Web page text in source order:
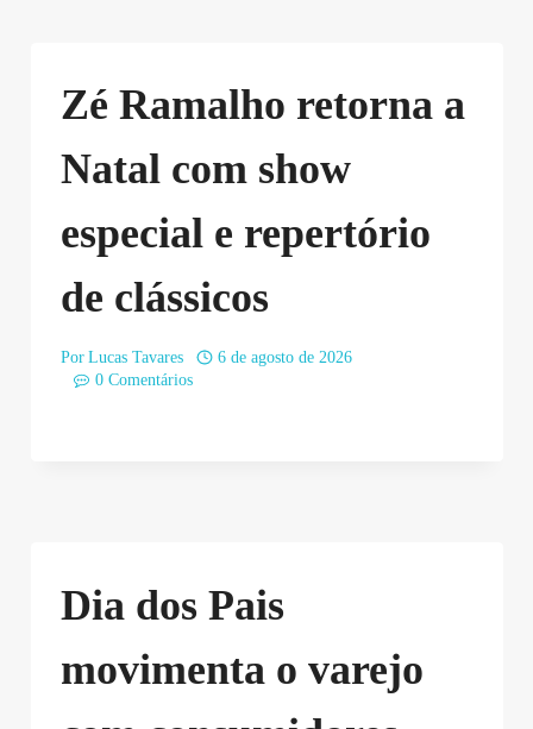
Zé Ramalho retorna a
Natal com show
especial e repertório
de clássicos
Por Lucas Tavares
6 de agosto de 2026
0 Comentários
Dia dos Pais
movimenta o varejo